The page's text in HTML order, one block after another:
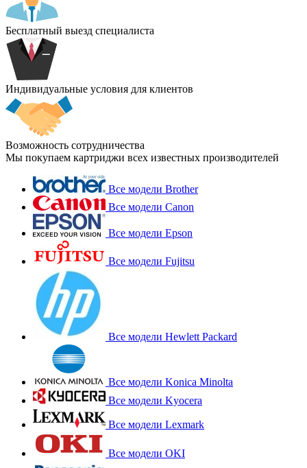
Бесплатный выезд специалиста
Индивидуальные условия для клиентов
Возможность сотрудничества
Мы покупаем картриджи всех известных производителей
Все модели Brother
Все модели Canon
Все модели Epson
Все модели Fujitsu
Все модели Hewlett Packard
Все модели Konica Minolta
Все модели Kyocera
Все модели Lexmark
Все модели OKI